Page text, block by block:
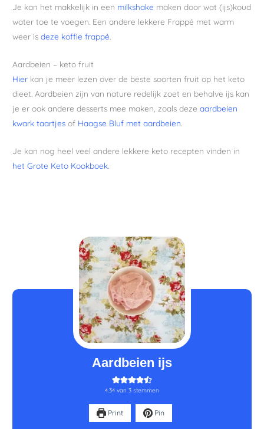
Je kan het makkelijk in een milkshake maken door wat (ijs)koud
water toe te voegen. Een andere lekkere Frappé met warm
weer isdeze koffie frappé.
Aardbeien – keto fruit
Hier kan je meer lezen over de beste soorten fruit op het keto
dieet. Aardbeien zijn van nature redelijk zoet en behalve ijs kan
je er ook andere desserts mee maken, zoals dezeaardbeien
kwark taartjes of Haagse Bluf met aardbeien.
Je kan nog heel veel andere lekkere keto recepten vinden in
het Grote Keto Kookboek.
Aardbeien ijs
4.34 van 3 stemmen
Print Pin
minuten